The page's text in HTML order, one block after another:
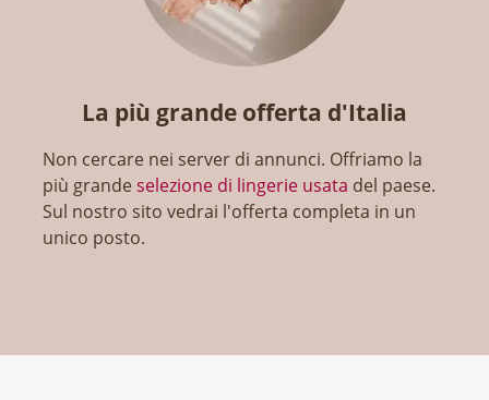
La più grande offerta d'Italia
Non cercare nei server di annunci. Offriamo la
più grandeselezione di lingerie usata del paese.
Sul nostro sito vedrai l'offerta completa in un
unico posto.